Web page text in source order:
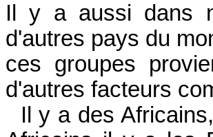
Il y a aussi dans
d'autres pays du
ces groupes
d'autres facteurs
Il y a des